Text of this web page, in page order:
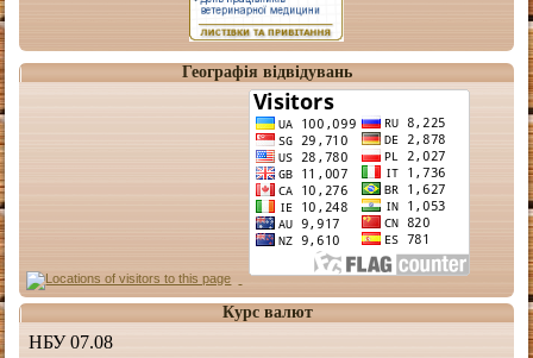
Географія відвідувань
Курс валют